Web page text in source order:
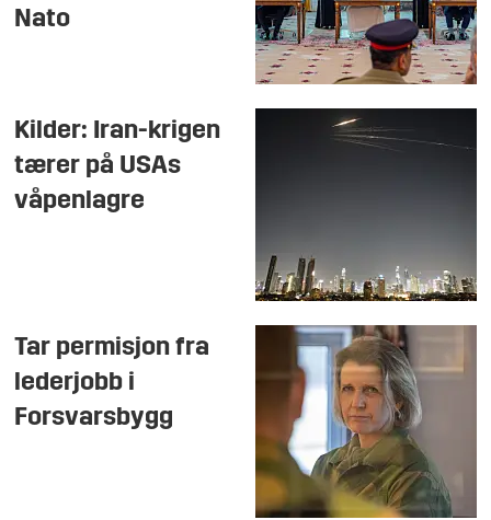
Nato
Kilder: Iran-krigen
tærer på USAs
våpenlagre
Tar permisjon fra
lederjobb i
Forsvarsbygg